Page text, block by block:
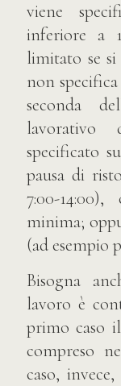
viene
inferiore a
limitato se
non
seconda
lavorativo
specificato
pausa di
7:00-
minima;
(ad esempio
Bisogna
lavoro è
primo caso
compreso
caso,